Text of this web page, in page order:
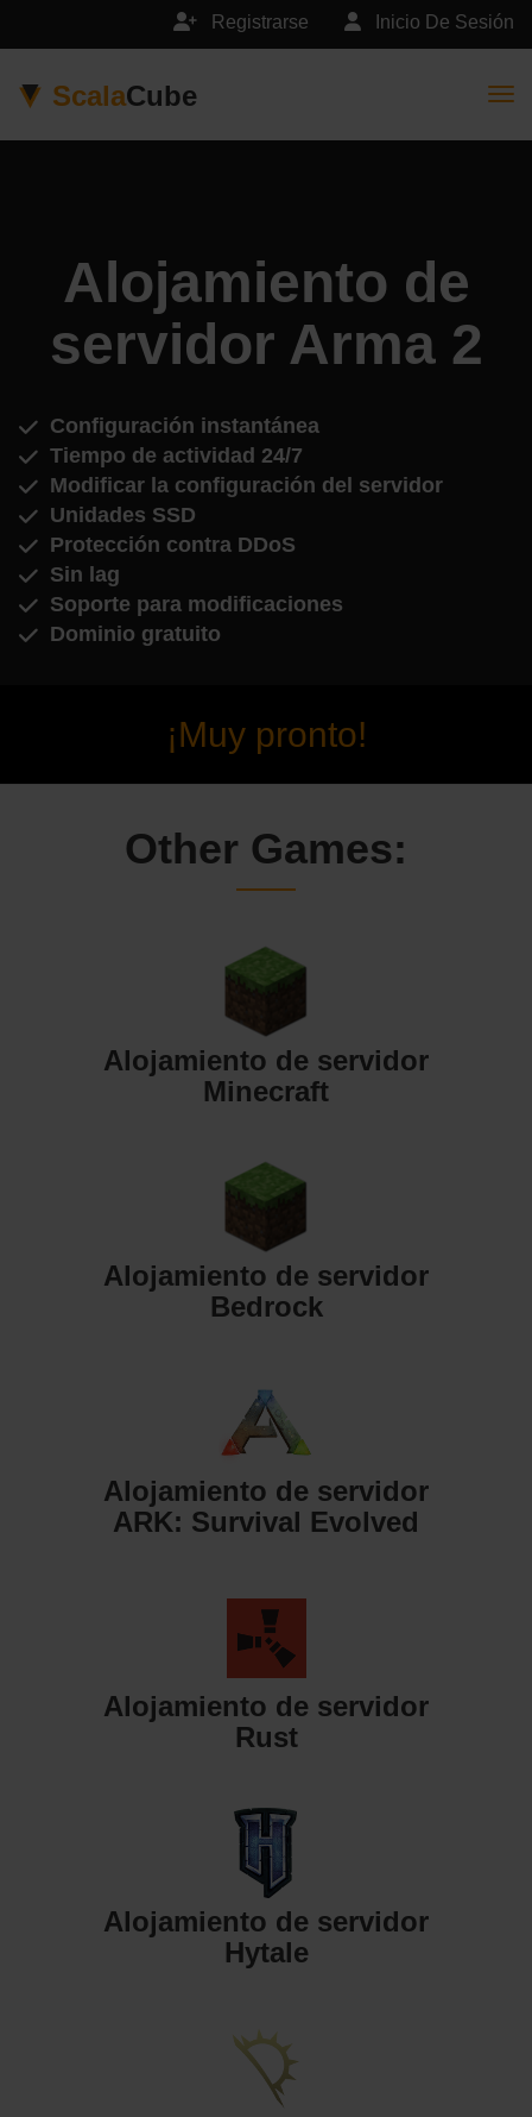
Inicio De Sesión
Registrarse
ScalaCube
Alojamiento de
servidor Arma 2
Configuración instantánea
Tiempo de actividad 24/7
Modificar la configuración del servidor
Unidades SSD
Protección contra DDoS
Sin lag
Soporte para modificaciones
Dominio gratuito
¡Muy pronto!
Other Games:
Alojamiento de servidor
Minecraft
Alojamiento de servidor
Bedrock
Alojamiento de servidor
ARK: Survival Evolved
Alojamiento de servidor
Rust
Alojamiento de servidor
Hytale